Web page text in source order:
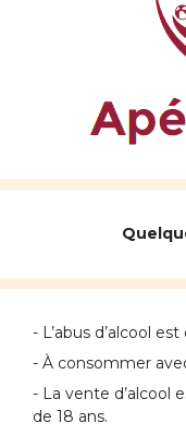
- L’abus d’alcool
- À consommer
- La vente d’alcool
de 18 ans.